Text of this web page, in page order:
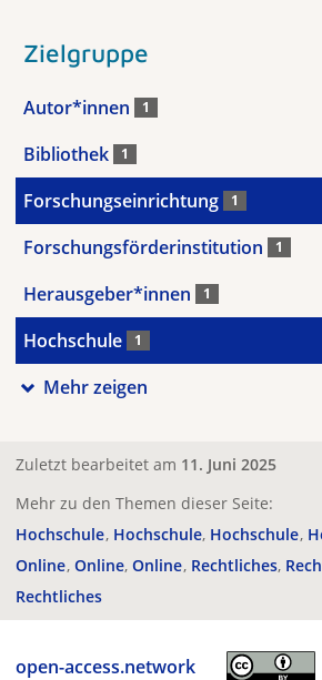
Zielgruppe
Autor*innen 1
Bibliothek 1
Forschungseinrichtung 1
Forschungsförderinstitution 1
Herausgeber*innen 1
Hochschule 1
Mehr zeigen
Zuletzt bearbeitet am 11. Juni 2025
Mehr zu den Themen dieser Seite:
Hochschule Hochschule Hochschule
Online Online Online Rechtliches
Rechtliches
open-access.network